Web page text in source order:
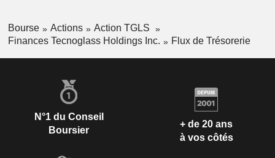
Bourse Actions
Action TGLS
Finances Tecnoglass Holdings Inc.
Flux de Trésorerie
N°1 du Conseil
Boursier
+ de 20 ans
à vos côtés